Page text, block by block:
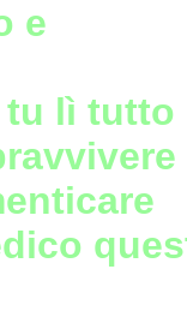
e
tu lì tutto